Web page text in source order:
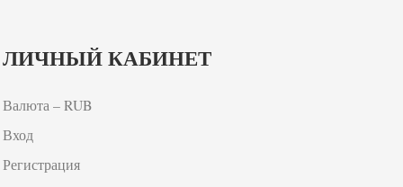
ЛИЧНЫЙ КАБИНЕТ
Валюта – RUB
Вход
Регистрация